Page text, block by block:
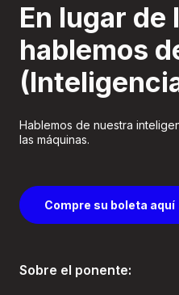
En lugar de
hablemos
Hablemos de nuestra
las máquinas.
Compre su boleta aquí
Sobre el ponente: